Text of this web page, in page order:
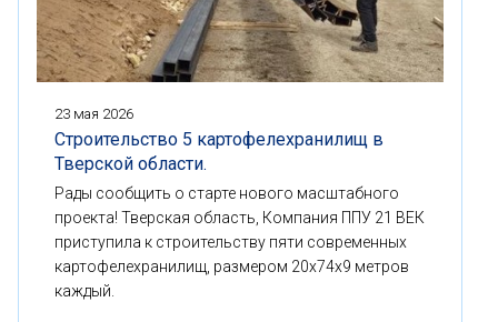
23 мая 2026
Строительство 5 картофелехранилищ в
Тверской области.
Рады сообщить о старте нового масштабного
проекта! Тверская область, Компания ППУ 21 ВЕК
приступила к строительству пяти современных
картофелехранилищ, размером 20x74x9 метров
каждый.